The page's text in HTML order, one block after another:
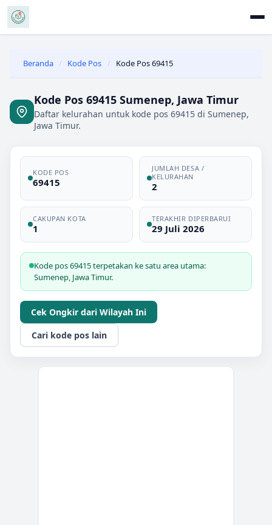
Beranda / Kode Pos / Kode Pos 69415
Kode Pos 69415 Sumenep, Jawa Timur
Daftar kelurahan untuk kode pos 69415 di Sumenep,
Jawa Timur.
KODE POS
69415
JUMLAH DESA /
KELURAHAN
2
CAKUPAN KOTA
1
TERAKHIR DIPERBARUI
29 Juli 2026
Kode pos 69415 terpetakan ke satu area utama:
Sumenep, Jawa Timur.
Cek Ongkir dari Wilayah Ini
Cari kode pos lain